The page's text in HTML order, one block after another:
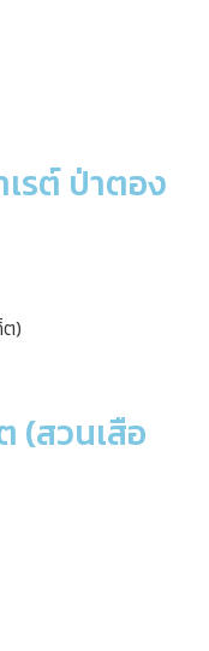
รต์ ป่าตอง
(สวนเสือ